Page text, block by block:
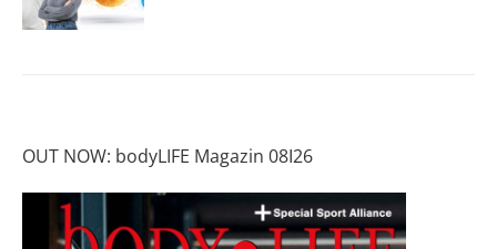
OUT NOW: bodyLIFE Magazin 08I26